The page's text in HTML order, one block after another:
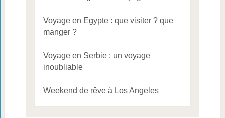
Voyage en Egypte : que visiter ? que
manger ?
Voyage en Serbie : un voyage
inoubliable
Weekend de rêve à Los Angeles